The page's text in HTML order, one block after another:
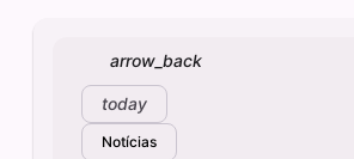
arrow_back
today
Notícias